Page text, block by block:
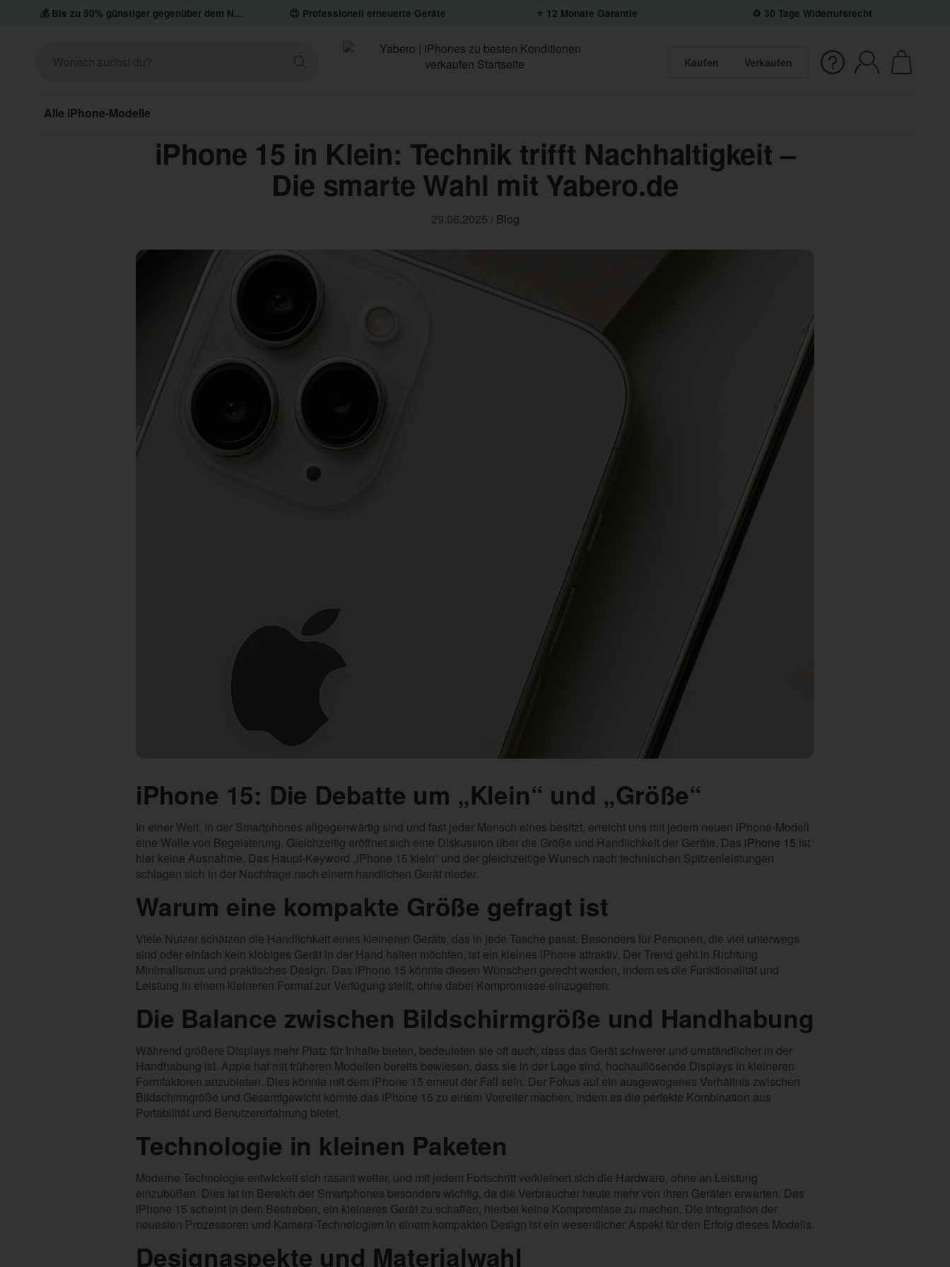
💰 Bis zu 50% günstiger gegenüber dem Neupreis 😍 Professionell erneuerte Geräte ⭐️ 12 Monate Garantie ♻️ 30 Tage Widerrufsrecht
Kaufen Verkaufen
Alle iPhone-Modelle
iPhone 15 in Klein: Technik trifft Nachhaltigkeit –
Die smarte Wahl mit Yabero.de
29.06.2025 / Blog
iPhone 15: Die Debatte um „Klein“ und „Größe“
In einer Welt, in der Smartphones allgegenwärtig sind und fast jeder Mensch eines besitzt, erreicht uns mit jedem neuen iPhone-Modell
eine Welle von Begeisterung. Gleichzeitig eröffnet sich eine Diskussion über die Größe und Handlichkeit der Geräte. Das iPhone 15 ist
hier keine Ausnahme. Das Haupt-Keyword „iPhone 15 klein“ und der gleichzeitige Wunsch nach technischen Spitzenleistungen
schlagen sich in der Nachfrage nach einem handlichen Gerät nieder.
Warum eine kompakte Größe gefragt ist
Viele Nutzer schätzen die Handlichkeit eines kleineren Geräts, das in jede Tasche passt. Besonders für Personen, die viel unterwegs
sind oder einfach kein klobiges Gerät in der Hand halten möchten, ist ein kleines iPhone attraktiv. Der Trend geht in Richtung
Minimalismus und praktisches Design. Das iPhone 15 könnte diesen Wünschen gerecht werden, indem es die Funktionalität und
Leistung in einem kleineren Format zur Verfügung stellt, ohne dabei Kompromisse einzugehen.
Die Balance zwischen Bildschirmgröße und Handhabung
Während größere Displays mehr Platz für Inhalte bieten, bedeuteten sie oft auch, dass das Gerät schwerer und umständlicher in der
Handhabung ist. Apple hat mit früheren Modellen bereits bewiesen, dass sie in der Lage sind, hochauflösende Displays in kleineren
Formfaktoren anzubieten. Dies könnte mit dem iPhone 15 erneut der Fall sein. Der Fokus auf ein ausgewogenes Verhältnis zwischen
Bildschirmgröße und Gesamtgewicht könnte das iPhone 15 zu einem Vorreiter machen, indem es die perfekte Kombination aus
Portabilität und Benutzererfahrung bietet.
Technologie in kleinen Paketen
Moderne Technologie entwickelt sich rasant weiter, und mit jedem Fortschritt verkleinert sich die Hardware, ohne an Leistung
einzubüßen. Dies ist im Bereich der Smartphones besonders wichtig, da die Verbraucher heute mehr von ihren Geräten erwarten. Das
iPhone 15 scheint in dem Bestreben, ein kleineres Gerät zu schaffen, hierbei keine Kompromisse zu machen. Die Integration der
neuesten Prozessoren und Kamera-Technologien in einem kompakten Design ist ein wesentlicher Aspekt für den Erfolg dieses Modells.
Designaspekte und Materialwahl